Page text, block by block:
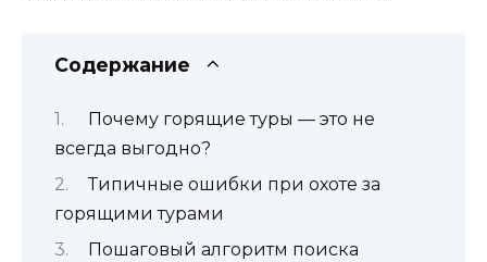
Содержание
Почему горящие туры — это не
всегда выгодно?
Типичные ошибки при охоте за
горящими турами
Пошаговый алгоритм поиска